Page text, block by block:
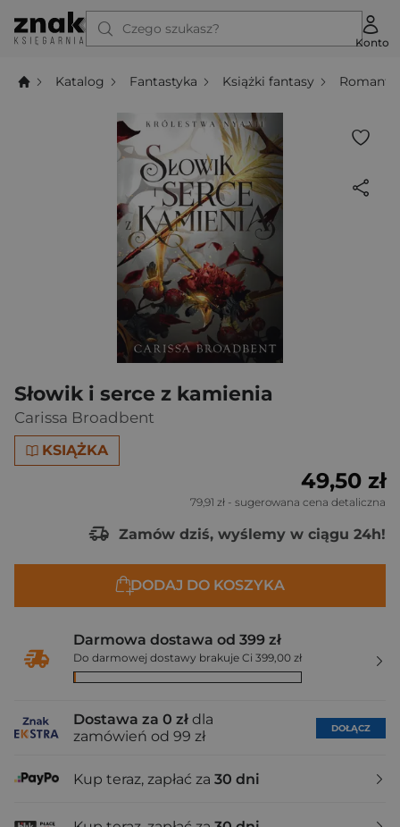
Czego szukasz?
Konto
Katalog Fantastyka Książki fantasy
Słowik i serce z kamienia
Carissa Broadbent
KSIĄŻKA
49,50 zł
79,91 zł - sugerowana cena detaliczna
Zamów dziś, wyślemy w ciągu 24h!
DODAJ DO KOSZYKA
Darmowa dostawa od 399 zł
Do darmowej dostawy brakuje Ci 399,00 zł
Dostawa za 0 zł dla
zamówień od 99 zł
DOŁĄCZ
Kup teraz, zapłać za 30 dni